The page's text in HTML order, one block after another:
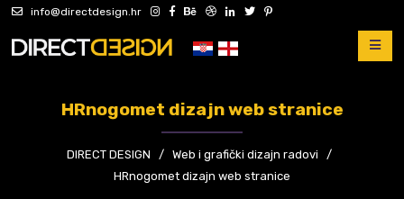
info@directdesign.hr
HRnogomet dizajn web stranice
DIRECT DESIGN / Web i grafički dizajn radovi
/
HRnogomet dizajn web stranice